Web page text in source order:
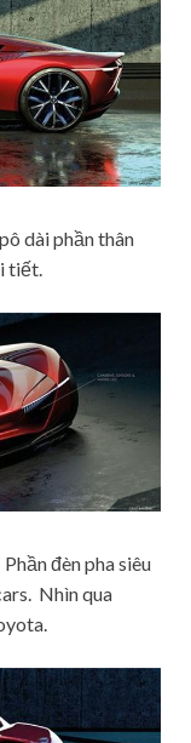
dài phần thân
tiết.
đèn pha siêu
Nhìn qua